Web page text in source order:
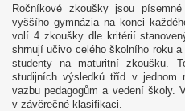
Ročníkové zkoušky jsou
vyššího gymnázia na konci
volí 4 zkoušky dle kritérií
shrnují učivo celého školního roku
studenty na maturitní zkoušku.
studijních výsledků tříd v jednom
vazbu pedagogům a vedení školy.
v závěrečné klasifikaci.